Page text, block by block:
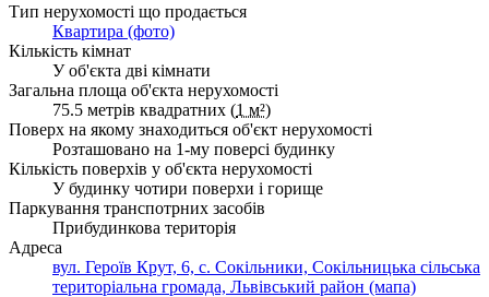
Тип нерухомості що продається
Квартира (фото)
Кількість кімнат
У об'єкта дві кімнати
Загальна площа об'єкта нерухомості
75.5 метрів квадратних (1 м²)
Поверх на якому знаходиться об'єкт нерухомості
Розташовано на 1-му поверсі будинку
Кількість поверхів у об'єкта нерухомості
У будинку чотири поверхи і горище
Паркування транспотрних засобів
Прибудинкова територія
Адреса
вул. Героїв Крут, 6, с. Сокільники, Сокільницька сільська
територіальна громада, Львівський район (мапа)